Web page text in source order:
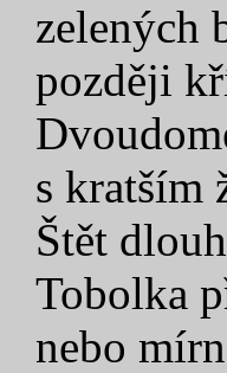
zelených
později
s kratším
Štět
Tobolka
nebo